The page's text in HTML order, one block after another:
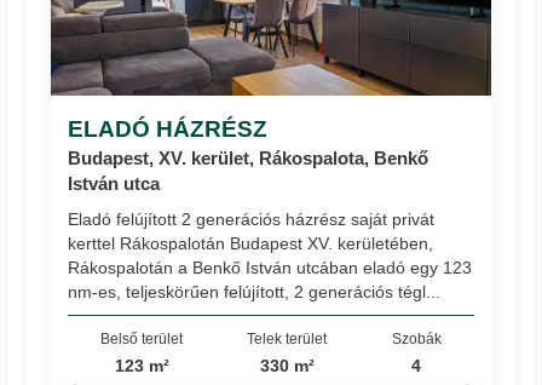
ELADÓ HÁZRÉSZ
Budapest, XV. kerület, Rákospalota, Benkő
István utca
Eladó felújított 2 generációs házrész saját privát
kerttel Rákospalotán Budapest XV. kerületében,
Rákospalotán a Benkő István utcában eladó egy 123
nm-es, teljeskörűen felújított, 2 generációs tégl...
Belső terület
123 m²
Telek terület
330 m²
Szobák
4